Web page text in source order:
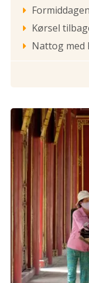

 Kørsel
 Nattog med